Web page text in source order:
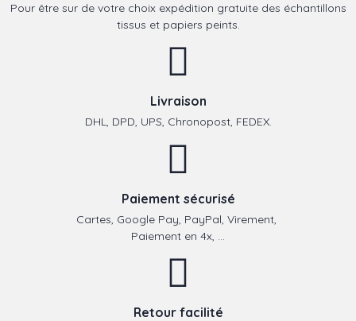
Pour être sur de votre choix expédition gratuite des échantillons
tissus et papiers peints.
Livraison
DHL, DPD, UPS, Chronopost, FEDEX.
Paiement sécurisé
Cartes, Google Pay, PayPal, Virement,
Paiement en 4x, ...
Retour facilité